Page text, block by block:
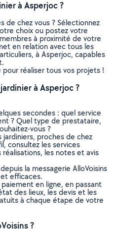
à Asperjoc ?
de chez vous ? Sélectionnez
choix ou postez votre
à proximité de votre
en relation avec tous les
à Asperjoc, capables
réaliser tous vos projets !
à Asperjoc ?
secondes : quel service
? Quel type de prestataire,
vous ?
proches de chez
consultez les services
les notes et avis
la messagerie AlloVoisins
efficaces.
en ligne, en passant
des lieux, les devis et les
à chaque étape de votre
?